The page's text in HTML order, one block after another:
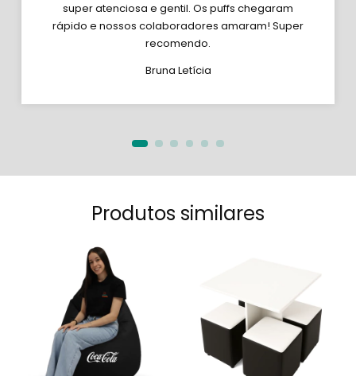
super atenciosa e gentil. Os puffs chegaram
rápido e nossos colaboradores amaram! Super
recomendo.
Bruna Letícia
Produtos similares